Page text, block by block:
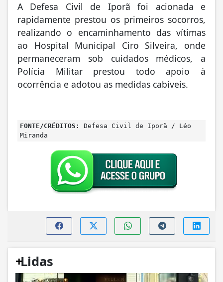
A Defesa Civil de Iporã foi acionada e
rapidamente prestou os primeiros socorros,
realizando o encaminhamento das vítimas
ao Hospital Municipal Ciro Silveira, onde
permaneceram sob cuidados médicos, a
Polícia Militar prestou todo apoio à
ocorrência e adotou as medidas cabíveis.
FONTE/CRÉDITOS:
Defesa Civil de Iporã / Léo
Miranda
+
Lidas